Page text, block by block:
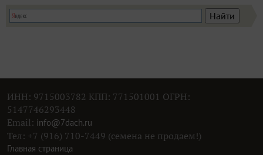
ИНН: 9715003782 КПП: 771501001 ОГРН:
5147746293448
Email: info@7dach.ru
Тел: +7 (916) 710-7449 (семена не продаем!)
Главная страница